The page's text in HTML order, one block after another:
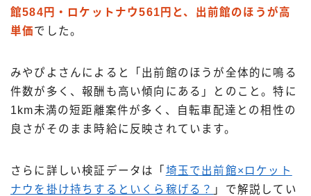
館584円・ロケットナウ561円と、出前館のほうが高
単価でした。
みやぴよさんによると「出前館のほうが全体的に鳴る
件数が多く、報酬も高い傾向にある」とのこと。特に
1km未満の短距離案件が多く、自転車配達との相性の
良さがそのまま時給に反映されています。
さらに詳しい検証データは「 埼玉で出前館×ロケット
ナウを掛け持ちするといくら稼げる？ 」で解説してい